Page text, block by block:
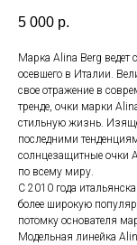
5 000 р.
Марка Alina Berg ведет
осевшего в Италии.
свое отражение в
тренде, очки марки
стильную жизнь.
последними
солнцезащитные очки
по всему миру.
С 2010 года
более широкую
потомку основателя
Модельная линейка